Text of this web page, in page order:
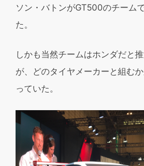
ソン・バトンがGT500のチーム
た。
しかも当然チームはホンダだと
が、どのタイヤメーカーと組む
っていた。